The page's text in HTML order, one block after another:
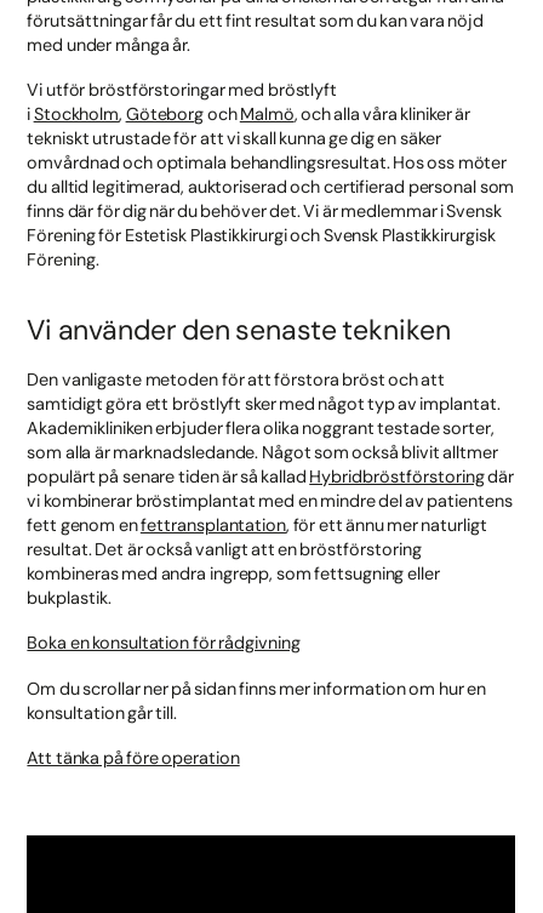
förutsättningar får du ett fint resultat som du kan vara nöjd
med under många år.
Vi utför bröstförstoringar med bröstlyft
iStockholm, GöteborgochMalmö, och alla våra kliniker är
tekniskt utrustade för att vi skall kunna ge dig en säker
omvårdnad och optimala behandlingsresultat. Hos oss möter
du alltid legitimerad, auktoriserad och certifierad personal som
finns där för dig när du behöver det. Vi är medlemmar i Svensk
Förening för Estetisk Plastikkirurgi och Svensk Plastikkirurgisk
Förening.
Vi använder den senaste tekniken
Den vanligaste metoden för att förstora bröst och att
samtidigt göra ett bröstlyft sker med något typ av implantat.
Akademikliniken erbjuder flera olika noggrant testade sorter,
som alla är marknadsledande. Något som också blivit alltmer
populärt på senare tiden är så kallad Hybridbröstförstoringdär
vi kombinerar bröstimplantat med en mindre del av patientens
fett genom enfettransplantation, för ett ännu mer naturligt
resultat. Det är också vanligt att en bröstförstoring
kombineras med andra ingrepp, som fettsugning eller
bukplastik.
Boka en konsultation för rådgivning
Om du scrollar ner på sidan finns mer information om hur en
konsultation går till.
Att tänka på före operation